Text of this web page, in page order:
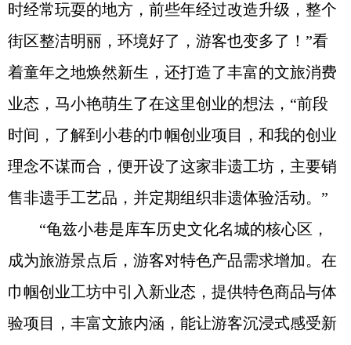
时经常玩耍的地方，前些年经过改造升级，整个
街区整洁明丽，环境好了，游客也变多了！”看
着童年之地焕然新生，还打造了丰富的文旅消费
业态，马小艳萌生了在这里创业的想法，“前段
时间，了解到小巷的巾帼创业项目，和我的创业
理念不谋而合，便开设了这家非遗工坊，主要销
售非遗手工艺品，并定期组织非遗体验活动。”
“龟兹小巷是库车历史文化名城的核心区，
成为旅游景点后，游客对特色产品需求增加。在
巾帼创业工坊中引入新业态，提供特色商品与体
验项目，丰富文旅内涵，能让游客沉浸式感受新